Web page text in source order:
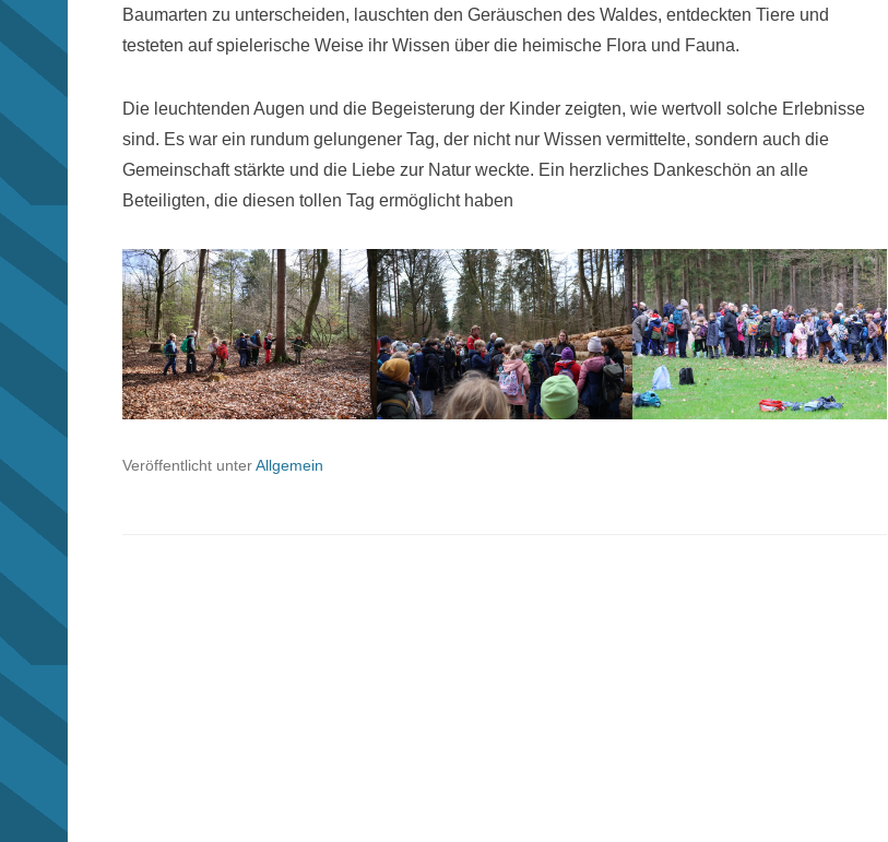
Baumarten zu unterscheiden, lauschten den Geräuschen des Waldes, entdeckten Tiere und
testeten auf spielerische Weise ihr Wissen über die heimische Flora und Fauna.
Die leuchtenden Augen und die Begeisterung der Kinder zeigten, wie wertvoll solche Erlebnisse
sind. Es war ein rundum gelungener Tag, der nicht nur Wissen vermittelte, sondern auch die
Gemeinschaft stärkte und die Liebe zur Natur weckte. Ein herzliches Dankeschön an alle
Beteiligten, die diesen tollen Tag ermöglicht haben
Veröffentlicht unterAllgemein